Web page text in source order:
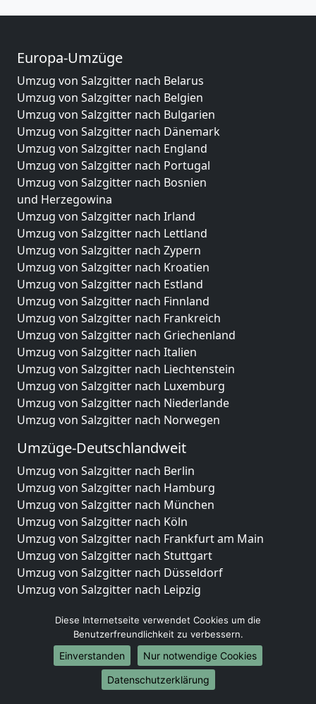
Europa-Umzüge
Umzug von Salzgitter nach Belarus
Umzug von Salzgitter nach Belgien
Umzug von Salzgitter nach Bulgarien
Umzug von Salzgitter nach Dänemark
Umzug von Salzgitter nach England
Umzug von Salzgitter nach Portugal
Umzug von Salzgitter nach Bosnien
und Herzegowina
Umzug von Salzgitter nach Irland
Umzug von Salzgitter nach Lettland
Umzug von Salzgitter nach Zypern
Umzug von Salzgitter nach Kroatien
Umzug von Salzgitter nach Estland
Umzug von Salzgitter nach Finnland
Umzug von Salzgitter nach Frankreich
Umzug von Salzgitter nach Griechenland
Umzug von Salzgitter nach Italien
Umzug von Salzgitter nach Liechtenstein
Umzug von Salzgitter nach Luxemburg
Umzug von Salzgitter nach Niederlande
Umzug von Salzgitter nach Norwegen
Umzüge-Deutschlandweit
Umzug von Salzgitter nach Berlin
Umzug von Salzgitter nach Hamburg
Umzug von Salzgitter nach München
Umzug von Salzgitter nach Köln
Umzug von Salzgitter nach Frankfurt am Main
Umzug von Salzgitter nach Stuttgart
Umzug von Salzgitter nach Düsseldorf
Umzug von Salzgitter nach Leipzig
Umzug von Salzgitter nach Essen
Umzug von Salzgitter nach Bremen
Umzug von Salzgitter nach Dresden
Umzug von Salzgitter nach Hannover
Umzug von Salzgitter nach Nürnberg
Diese Internetseite verwendet Cookies um die
Benutzerfreundlichkeit zu verbessern.
Einverstanden
Nur notwendige Cookies
Datenschutzerklärung